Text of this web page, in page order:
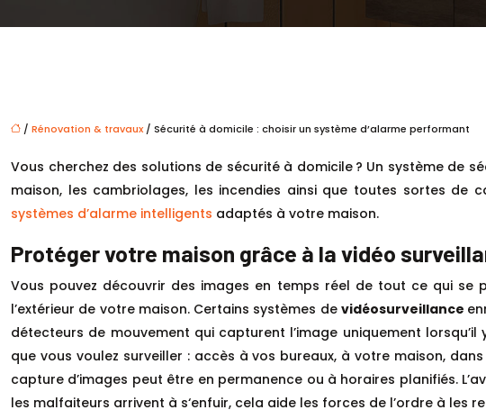
/ Rénovation & travaux/ Sécurité à domicile : choisir un système d’alarme performant
Vous cherchez des solutions de sécurité à domicile ? Un système de
maison, les cambriolages, les incendies ainsi que toutes sortes de
systèmes d’alarme intelligents adaptés à votre maison.
Protéger votre maison grâce à la vidéo
Vous pouvez découvrir des images en temps réel de tout ce qui
l’extérieur de votre maison. Certains systèmes de vidéosurveillance
détecteurs de mouvement qui capturent l’image uniquement
que vous voulez surveiller : accès à vos bureaux, à votre maison,
capture d’images peut être en permanence ou à horaires planifiés.
les malfaiteurs arrivent à s‘enfuir, cela aide les forces de l’ordre à les